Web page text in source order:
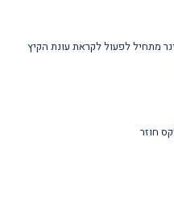
מתחיל לפעול לקראת עונת הקיץ
חוזר